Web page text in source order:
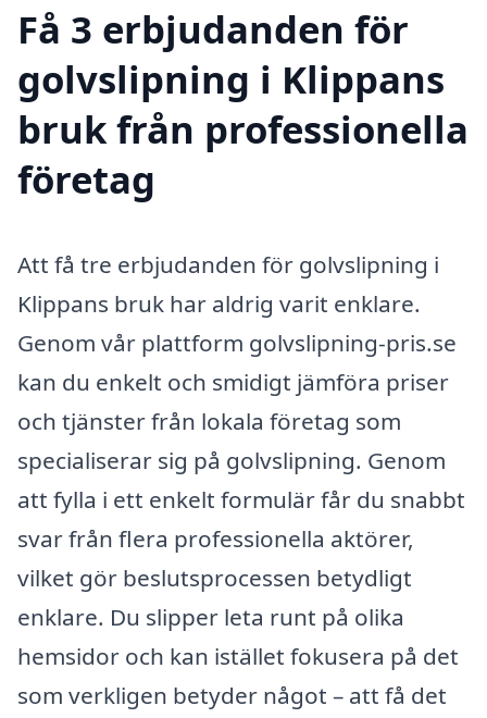
Få 3 erbjudanden för
golvslipning i Klippans
bruk från professionella
företag
Att få tre erbjudanden för golvslipning i
Klippans bruk har aldrig varit enklare.
Genom vår plattform golvslipning-pris.se
kan du enkelt och smidigt jämföra priser
och tjänster från lokala företag som
specialiserar sig på golvslipning. Genom
att fylla i ett enkelt formulär får du snabbt
svar från flera professionella aktörer,
vilket gör beslutsprocessen betydligt
enklare. Du slipper leta runt på olika
hemsidor och kan istället fokusera på det
som verkligen betyder något – att få det